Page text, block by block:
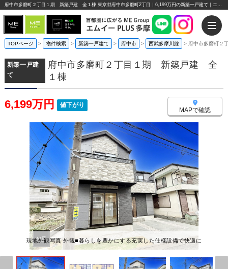
府中市多磨町２丁目１期 新築戸建 全１棟 東京都府中市多磨町2丁目｜6,199万円の新築一戸建て｜エムイーPLUS多摩
TOPページ > 物件検索 > 新築一戸建て > 府中市 > 西武多摩川線 > 府中市多磨町
新築一戸建
て
府中市多磨町２丁目１期 新築戸建 全
１棟
6,199万円 値下がり
MAPで確認
現地外観写真 外観■暮らしを豊かにする充実した仕様設備で快適に